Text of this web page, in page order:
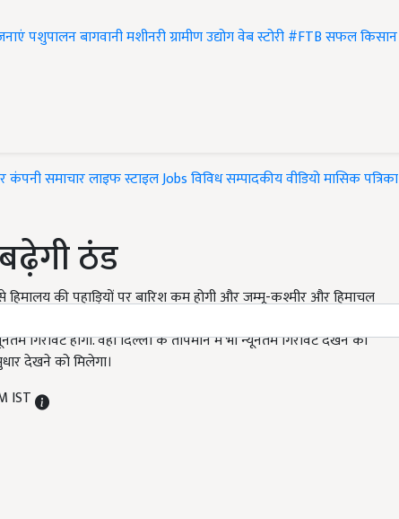
पशुपालनबागवानीमशीनरीग्रामीण उद्योगवेब स्टोरी#FTBसफल किसान
कंपनी समाचारलाइफ स्टाइलJobsविविधसम्पादकीयवीडियोमासिक पत्रिका
ठंड
हिमालय की पहाड़ियों पर बारिश कम होगी और जम्मू-कश्मीर और हिमाचल
गिरावट होगी. वहीं दिल्ली के तापमान में भी न्यूनतम गिरावट देखने को
देखने को मिलेगा।
IST